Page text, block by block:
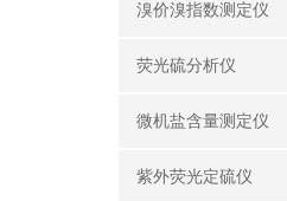
溴价溴指数测定仪
荧光硫分析仪
微机盐含量测定仪
紫外荧光定硫仪